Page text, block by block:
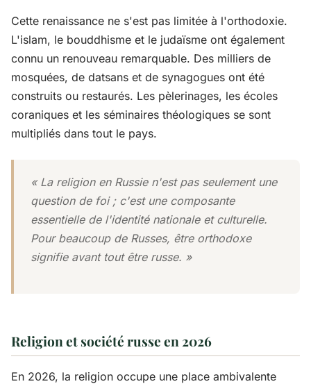
Cette renaissance ne s'est pas limitée à l'orthodoxie.
L'islam, le bouddhisme et le judaïsme ont également
connu un renouveau remarquable. Des milliers de
mosquées, de datsans et de synagogues ont été
construits ou restaurés. Les pèlerinages, les écoles
coraniques et les séminaires théologiques se sont
multipliés dans tout le pays.
« La religion en Russie n'est pas seulement une
question de foi ; c'est une composante
essentielle de l'identité nationale et culturelle.
Pour beaucoup de Russes, être orthodoxe
signifie avant tout être russe. »
Religion et société russe en 2026
En 2026, la religion occupe une place ambivalente